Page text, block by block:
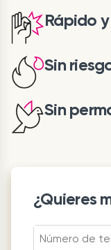
Rápido
Sin
Sin
¿Quieres